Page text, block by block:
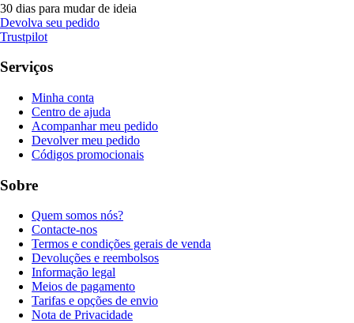
30 dias para mudar de ideia
Devolva seu pedido
Trustpilot
Serviços
Minha conta
Centro de ajuda
Acompanhar meu pedido
Devolver meu pedido
Códigos promocionais
Sobre
Quem somos nós?
Contacte-nos
Termos e condições gerais de venda
Devoluções e reembolsos
Informação legal
Meios de pagamento
Tarifas e opções de envio
Nota de Privacidade